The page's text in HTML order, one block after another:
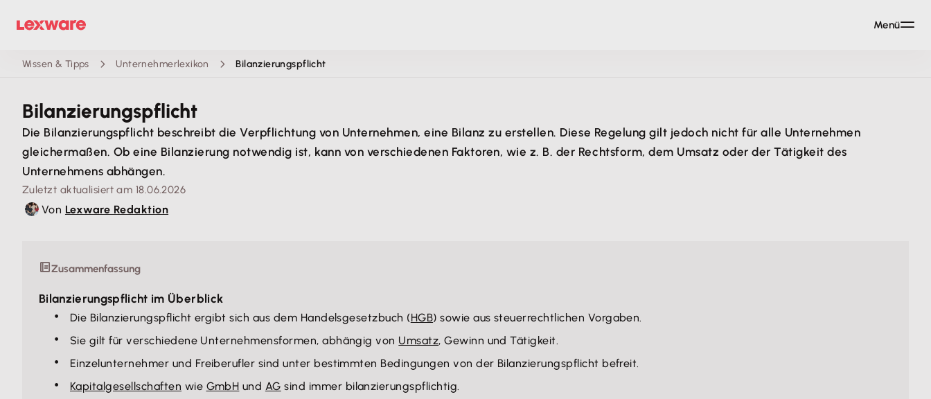
Wissen & Tipps Unternehmerlexikon Bilanzierungspflicht
Bilanzierungspflicht
Die Bilanzierungspflicht beschreibt die Verpflichtung von Unternehmen, eine Bilanz zu erstellen. Diese Regelung gilt jedoch nicht für alle Unternehmen
gleichermaßen. Ob eine Bilanzierung notwendig ist, kann von verschiedenen Faktoren, wie z. B. der Rechtsform, dem Umsatz oder der Tätigkeit des
Unternehmens abhängen.
Zuletzt aktualisiert am 18.06.2026
Von Lexware Redaktion
Zusammenfassung
Bilanzierungspflicht im Überblick
Die Bilanzierungspflicht ergibt sich aus dem Handelsgesetzbuch (HGB) sowie aus steuerrechtlichen Vorgaben.
Sie gilt für verschiedene Unternehmensformen, abhängig von Umsatz, Gewinn und Tätigkeit.
Einzelunternehmer und Freiberufler sind unter bestimmten Bedingungen von der Bilanzierungspflicht befreit.
Kapitalgesellschaften wie GmbH und AG sind immer bilanzierungspflichtig.
Menü